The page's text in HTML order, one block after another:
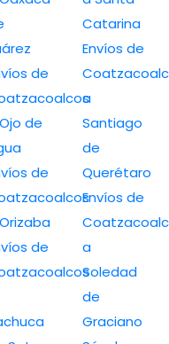
de
de
de
de
Catarina
Envíos de
a
Santiago
de
Querétaro
Envíos de
a
Soledad
de
Graciano